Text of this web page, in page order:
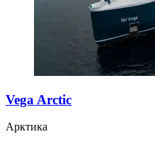
Vega Arctic
Арктика